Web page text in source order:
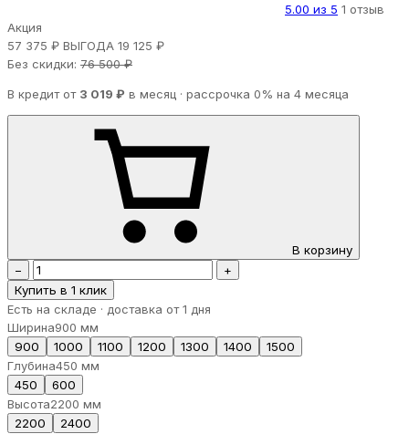
5.00 из 5 1 отзыв
Акция
57 375 ₽ ВЫГОДА 19 125 ₽
Без скидки: 76 500 ₽
В кредит от 3 019 ₽ в месяц · рассрочка 0% на 4 месяца
В корзину
−
+
Купить в 1 клик
Есть на складе · доставка от 1 дня
Ширина900 мм
900
1000 1100 1200 1300 1400
1500
Глубина450 мм
450
600
Высота2200 мм
2200
2400